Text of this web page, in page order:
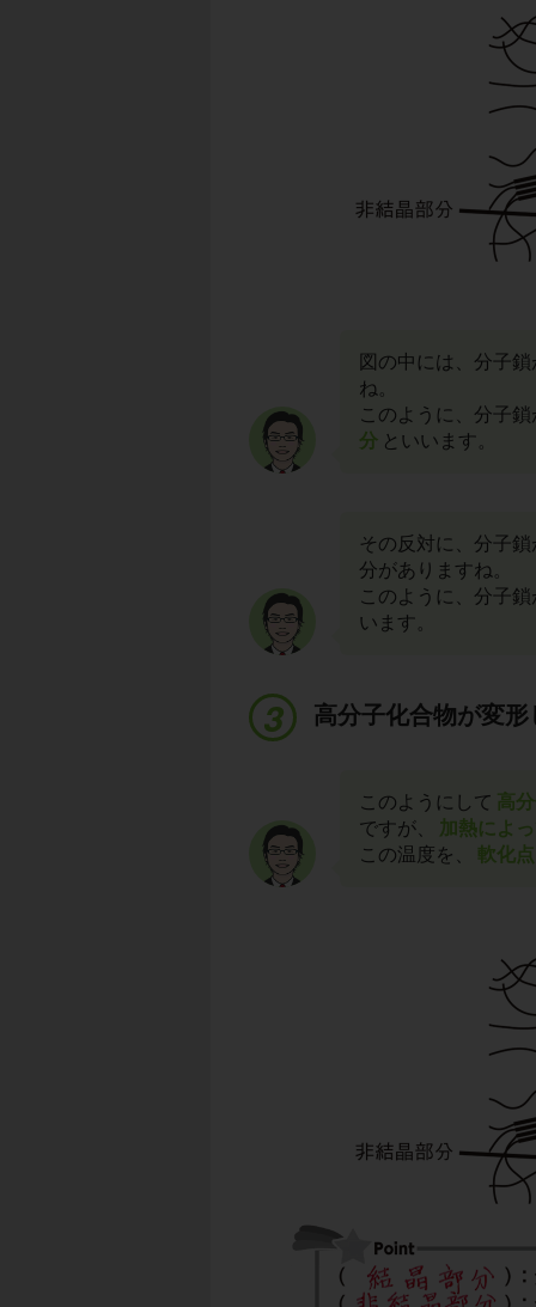
図の中には、分子
ね。
このように、分子
分 といいます。
その反対に、分子
分がありますね。
このように、分子
います。
高分子化合物が変
このようにして 高
ですが、
加熱によ
この温度を、
軟化点